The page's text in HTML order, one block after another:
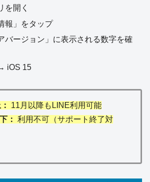
を開く
報」をタップ
バージョン」に表示される数字を確
iOS 15
11月以降もLINE利用可能
： 利用不可（サポート終了対